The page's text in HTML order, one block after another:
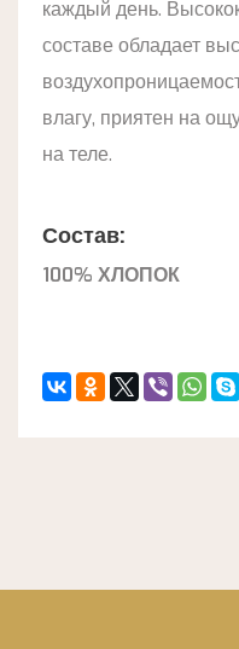
каждый день.
составе обладает
влагу, приятен на
на теле.
Состав:
100% ХЛОПОК